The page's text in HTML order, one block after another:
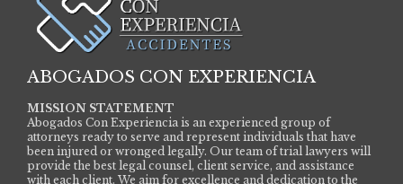
ABOGADOS CON EXPERIENCIA
MISSION STATEMENT
Abogados Con Experiencia is an experienced group of
attorneys ready to serve and represent individuals that have
been injured or wronged legally. Our team of trial lawyers will
provide the best legal counsel, client service, and assistance
with each client. We aim for excellence and dedication to the